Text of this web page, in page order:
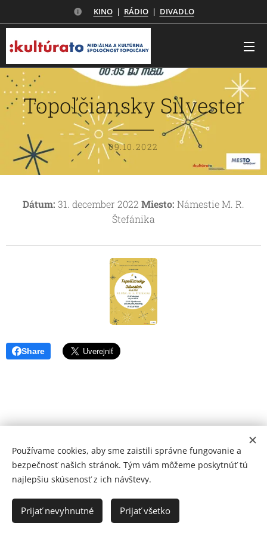
KINO| RÁDIO| DIVADLO
Topoľčiansky Silvester
09.10.2022
Dátum: 31. december 2022 Miesto: Námestie M. R.
Štefánika
Share
© 2026 Mediálna a kultúrna spoločnosť Topoľčany, s.r.o.
Ochrana osobných údajov
www.kulturato.sk
Cookies
Používame cookies, aby sme zaistili správne fungovanie a
bezpečnosť našich stránok. Tým vám môžeme poskytnúť tú
najlepšiu skúsenosť z ich návštevy.
Prijať nevyhnutné Prijať všetko